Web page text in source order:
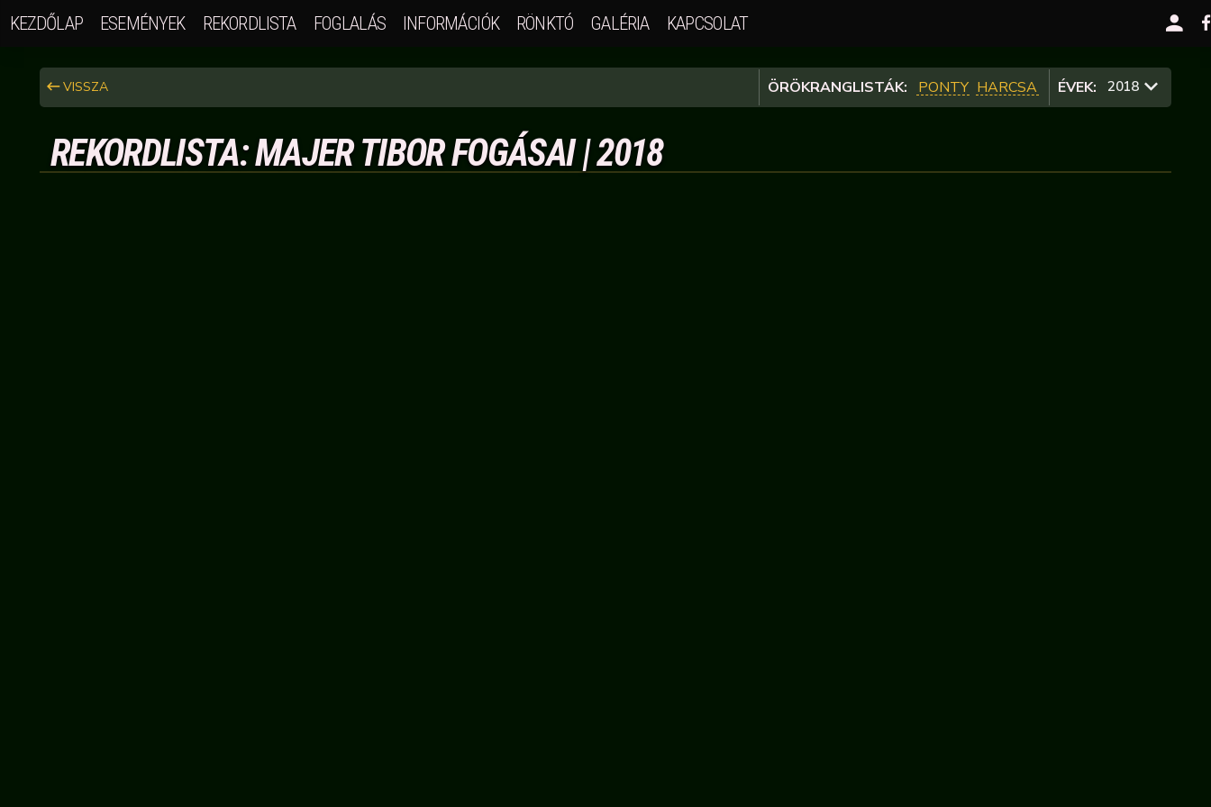
KEZDŐLAP ESEMÉNYEK REKORDLISTA FOGLALÁS INFORMÁCIÓK RÖNKTÓ GALÉRIA KAPCSOLAT
VISSZA ÖRÖKRANGLISTÁK: PONTY HARCSA ÉVEK: 2018
REKORDLISTA: MAJER TIBOR FOGÁSAI | 2018